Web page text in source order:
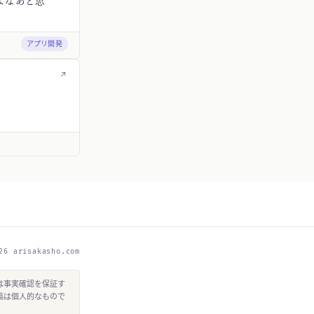
アプリ開発
↗
arisakasho.com
実確認を保証す
は個人的なもので